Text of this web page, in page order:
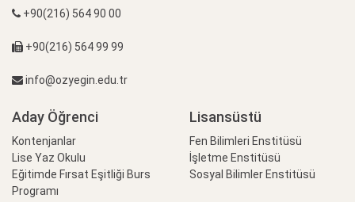
+90(216) 564 90 00
+90(216) 564 99 99
info@ozyegin.edu.tr
Aday Öğrenci
Kontenjanlar
Lise Yaz Okulu
Eğitimde Fırsat Eşitliği Burs
Programı
Lisansüstü
Fen Bilimleri Enstitüsü
İşletme Enstitüsü
Sosyal Bilimler Enstitüsü